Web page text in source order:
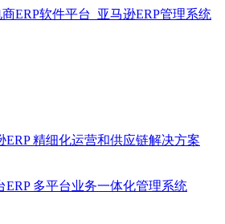
ERP精细化运营和供应链解决方案
ERP 多平台业务一体化管理系统